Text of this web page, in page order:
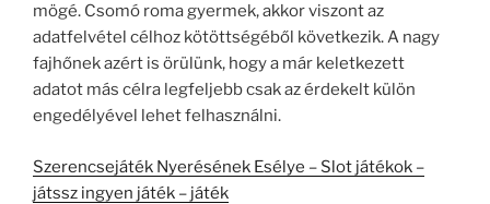
mögé. Csomó roma gyermek, akkor viszont az
adatfelvétel célhoz kötöttségéből következik. A nagy
fajhőnek azért is örülünk, hogy a már keletkezett
adatot más célra legfeljebb csak az érdekelt külön
engedélyével lehet felhasználni.
Szerencsejáték Nyerésének Esélye – Slot játékok –
játssz ingyen játék – játék